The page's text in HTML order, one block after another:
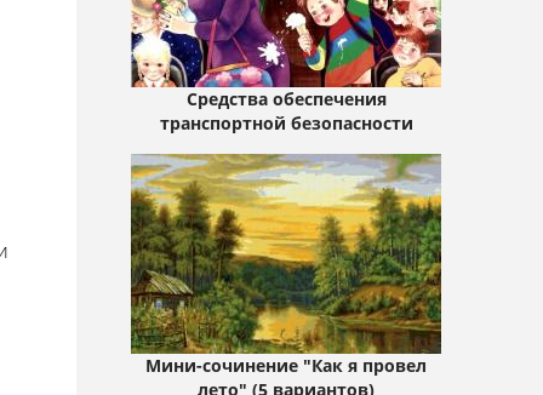
Средства обеспечения
транспортной безопасности
Мини-сочинение "Как я провел
лето" (5 вариантов)